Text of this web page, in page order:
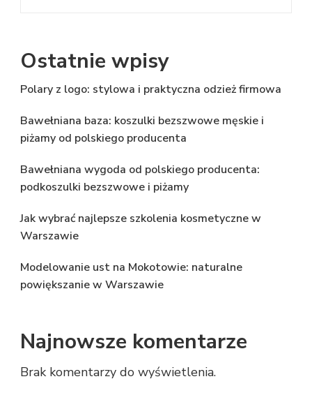
Ostatnie wpisy
Polary z logo: stylowa i praktyczna odzież firmowa
Bawełniana baza: koszulki bezszwowe męskie i
piżamy od polskiego producenta
Bawełniana wygoda od polskiego producenta:
podkoszulki bezszwowe i piżamy
Jak wybrać najlepsze szkolenia kosmetyczne w
Warszawie
Modelowanie ust na Mokotowie: naturalne
powiększanie w Warszawie
Najnowsze komentarze
Brak komentarzy do wyświetlenia.